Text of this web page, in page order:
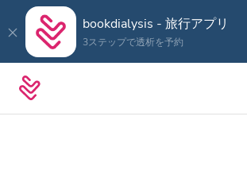
bookdialysis - 旅行アプリ
3ステップで透析を予約